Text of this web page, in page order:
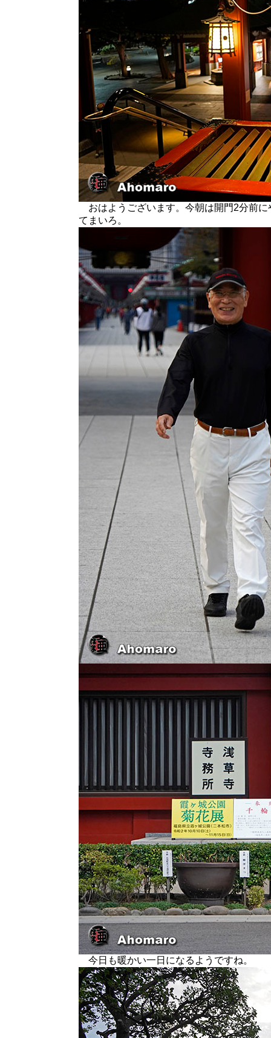
おはようございます。今朝は開門2分前
てまいろ。
今日も暖かい一日になるようですね。